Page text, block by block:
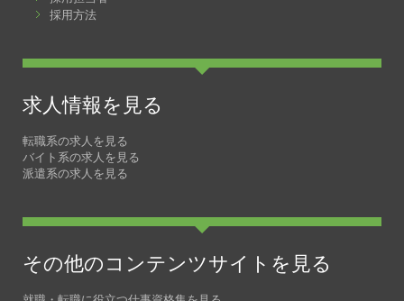
採用方法
求人情報を見る
転職系の求人を見る
バイト系の求人を見る
派遣系の求人を見る
その他のコンテンツサイトを見る